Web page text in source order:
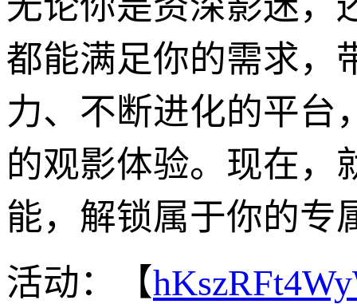
都能满足你的需求，
力、不断进化的平台
的观影体验。现在，
能，解锁属于你的专
活动：【